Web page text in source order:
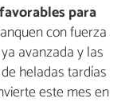
para
con fuerza
avanzada y las
heladas tardías
este mes en